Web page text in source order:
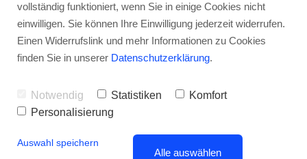
Archetyp Der
Beschützer
Pampers (Teil 1.)
vollständig funktioniert, wenn Sie in einige Cookies nicht
einwilligen. Sie können Ihre Einwilligung jederzeit widerrufen.
Einen Widerrufslink und mehr Informationen zu Cookies
finden Sie in unserer Datenschutzerklärung.
Notwendig Statistiken
Komfort
Personalisierung
Auswahl speichern
Alle auswählen